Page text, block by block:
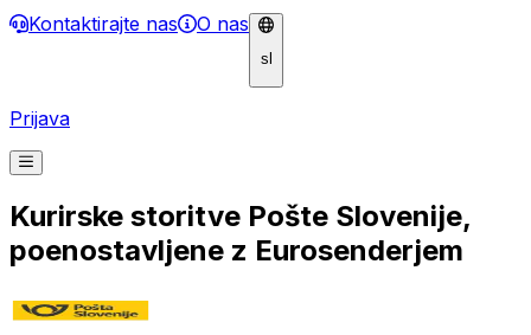
Kontaktirajte nas
O nas
sl
Prijava
Kurirske storitve Pošte Slovenije,
poenostavljene z Eurosenderjem